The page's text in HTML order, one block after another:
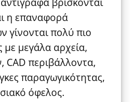
η επαναφορά
γίνονται πολύ πιο
με μεγάλα αρχεία,
CAD περιβάλλοντα,
παραγωγικότητας,
όφελος.